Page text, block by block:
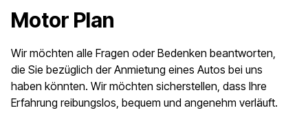
Motor Plan
Wir möchten alle Fragen oder Bedenken beantworten,
die Sie bezüglich der Anmietung eines Autos bei uns
haben könnten. Wir möchten sicherstellen, dass Ihre
Erfahrung reibungslos, bequem und angenehm verläuft.